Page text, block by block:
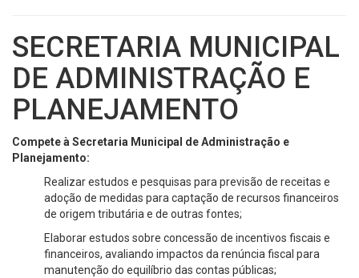
SECRETARIA MUNICIPAL
DE ADMINISTRAÇÃO E
PLANEJAMENTO
Compete à Secretaria Municipal de Administração e
Planejamento:
Realizar estudos e pesquisas para previsão de receitas e
adoção de medidas para captação de recursos financeiros
de origem tributária e de outras fontes;
Elaborar estudos sobre concessão de incentivos fiscais e
financeiros, avaliando impactos da renúncia fiscal para
manutenção do equilíbrio das contas públicas;